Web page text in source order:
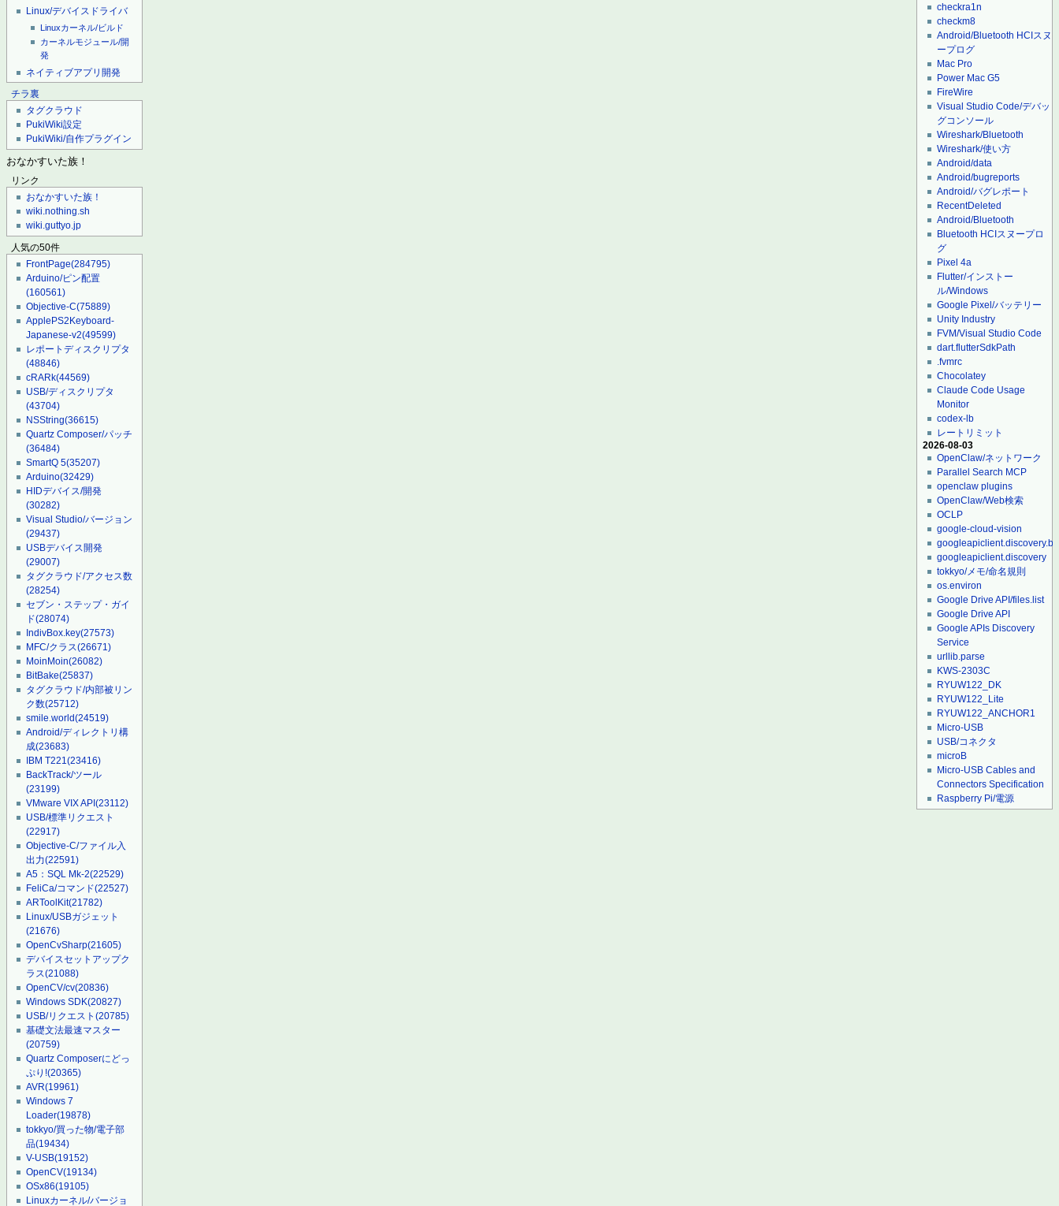
Linux/デバイスドライバ
Linuxカーネル/ビルド
カーネルモジュール/開
発
ネイティブアプリ開発
チラ裏
タグクラウド
PukiWiki設定
PukiWiki/自作プラグイン
おなかすいた族！
リンク
おなかすいた族！
wiki.nothing.sh
wiki.guttyo.jp
人気の50件
FrontPage(284795)
Arduino/ピン配置
(160561)
Objective-C(75889)
ApplePS2Keyboard-
Japanese-v2(49599)
レポートディスクリプタ
(48846)
cRARk(44569)
USB/ディスクリプタ
(43704)
NSString(36615)
Quartz Composer/パッチ
(36484)
SmartQ 5(35207)
Arduino(32429)
HIDデバイス/開発
(30282)
Visual Studio/バージョン
(29437)
USBデバイス開発
(29007)
タグクラウド/アクセス数
(28254)
セブン・ステップ・ガイ
ド(28074)
IndivBox.key(27573)
MFC/クラス(26671)
MoinMoin(26082)
BitBake(25837)
タグクラウド/内部被リン
ク数(25712)
smile.world(24519)
Android/ディレクトリ構
成(23683)
IBM T221(23416)
BackTrack/ツール
(23199)
VMware VIX API(23112)
USB/標準リクエスト
(22917)
Objective-C/ファイル入
出力(22591)
A5：SQL Mk-2(22529)
FeliCa/コマンド(22527)
ARToolKit(21782)
Linux/USBガジェット
(21676)
OpenCvSharp(21605)
デバイスセットアップク
ラス(21088)
OpenCV/cv(20836)
Windows SDK(20827)
USB/リクエスト(20785)
基礎文法最速マスター
(20759)
Quartz Composerにどっ
ぷり!(20365)
AVR(19961)
Windows 7
Loader(19878)
tokkyo/買った物/電子部
品(19434)
V-USB(19152)
OpenCV(19134)
OSx86(19105)
Linuxカーネル/バージョ
checkra1n
checkm8
Android/Bluetooth HCIスヌ
ープログ
Mac Pro
Power Mac G5
FireWire
Visual Studio Code/デバッ
グコンソール
Wireshark/Bluetooth
Wireshark/使い方
Android/data
Android/bugreports
Android/バグレポート
RecentDeleted
Android/Bluetooth
Bluetooth HCIスヌープロ
グ
Pixel 4a
Flutter/インストー
ル/Windows
Google Pixel/バッテリー
Unity Industry
FVM/Visual Studio Code
dart.flutterSdkPath
.fvmrc
Chocolatey
Claude Code Usage
Monitor
codex-lb
レートリミット
2026-08-03
OpenClaw/ネットワーク
Parallel Search MCP
openclaw plugins
OpenClaw/Web検索
OCLP
google-cloud-vision
googleapiclient.discovery
tokkyo/メモ/命名規則
os.environ
Google Drive API/files.list
Google Drive API
Google APIs Discovery
Service
urllib.parse
KWS-2303C
RYUW122_DK
RYUW122_Lite
RYUW122_ANCHOR1
Micro-USB
USB/コネクタ
microB
Micro-USB Cables and
Connectors Specification
Raspberry Pi/電源